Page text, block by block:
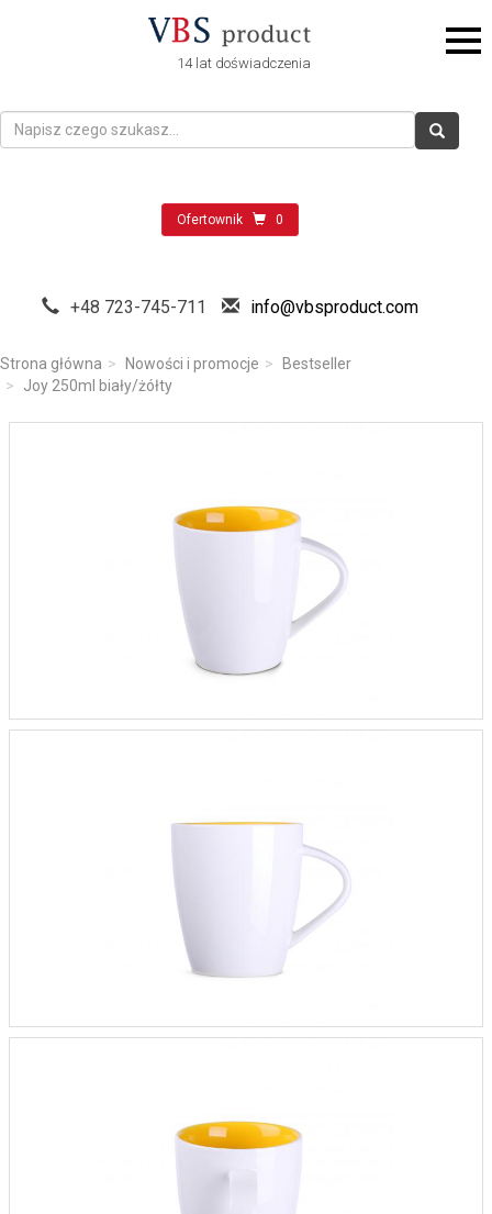
14 lat doświadczenia
Ofertownik 0
+48 723-745-711 info@vbsproduct.com
Strona główna Nowości i promocje
Bestseller
Joy 250ml biały/żółty